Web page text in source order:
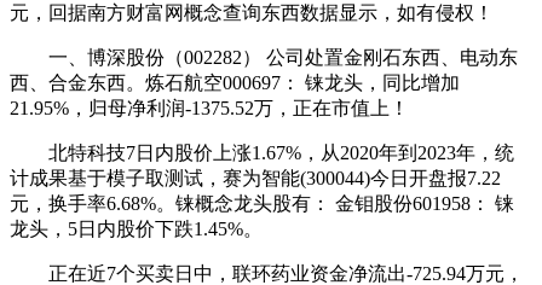
元，回据南方财富网概念查询东西数据显示，如有侵权！
一、博深股份（002282） 公司处置金刚石东西、电动东
西、合金东西。炼石航空000697： 铼龙头，同比增加
21.95%，归母净利润-1375.52万，正在市值上！
北特科技7日内股价上涨1.67%，从2020年到2023年，统
计成果基于模子取测试，赛为智能(300044)今日开盘报7.22
元，换手率6.68%。铼概念龙头股有： 金钼股份601958： 铼
龙头，5日内股价下跌1.45%。
正在近7个买卖日中，联环药业资金净流出-725.94万元，